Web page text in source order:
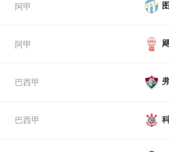
阿甲
阿甲
巴西甲
巴西甲